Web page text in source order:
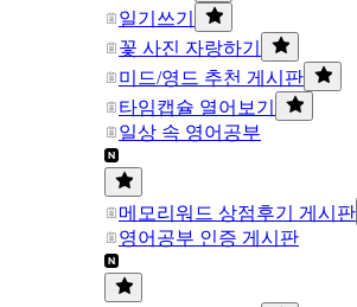
일기쓰기
꽃 사진 자랑하기
미드/영드 추천 게시판
타임캡슐 열어보기
일상 속 영어공부
메모리워드 상점후기 게시판
영어공부 인증 게시판